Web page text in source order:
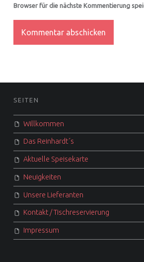
Browser für die nächste Kommentierung
FOOTER SIDEBAR
SEITEN
Willkommen
Das Reinhardt´s
Aktuelle Speisekarte
Neuigkeiten
Unsere Lieferanten
Kontakt / Tischreservierung
Impressum